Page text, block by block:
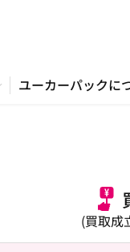
ユーカーパックに
(買取成